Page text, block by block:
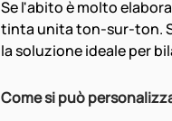
Se l'abito è molto
tinta unita ton-sur-ton.
la soluzione ideale per
Come si può